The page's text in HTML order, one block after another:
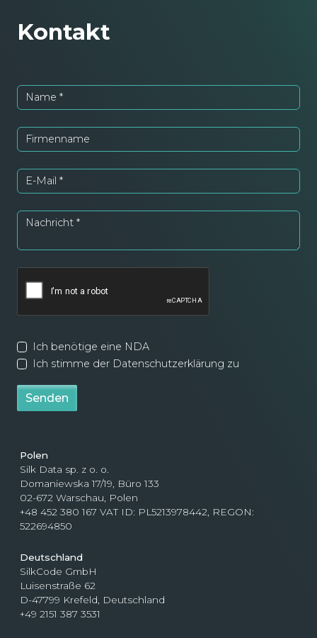
Kontakt
Name *
Firmenname
E-Mail *
Nachricht *
Ich benötige eine NDA
Ich stimme der Datenschutzerklärung zu
Senden
Polen
Silk Data sp. z o. o.
Domaniewska 17/19, Büro 133
02-672 Warschau, Polen
+48 452 380 167 VAT ID: PL5213978442, REGON:
522694850
Deutschland
SilkCode GmbH
Luisenstraße 62
D-47799 Krefeld, Deutschland
+49 2151 387 3531